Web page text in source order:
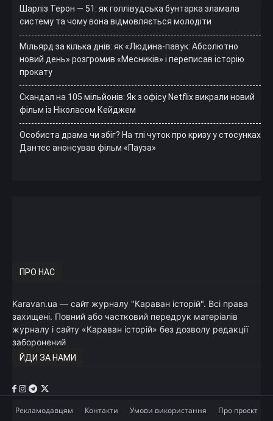
Шарліз Терон — 51: як голлівудська бунтарка зламала
систему та чому вона відмовляється молодіти
Мільярд за кілька днів: як «Людина-павук: Абсолютно
новий день» розгромив «Месників» і переписав історію
прокату
Скандал на 105 мільйонів: Як з офісу Netflix викрали новий
фільм із Ніколасом Кейджем
Особиста драма чи збіг? На тлі чуток про кризу у стосунках
Дантес анонсував фільм «Пауза»
ПРО НАС
Karavan.ua — сайт журналу "Караван історій". Всі права
захищені. Повний або частковий передрук матеріалів
журналу і сайту «Караван історій» без дозволу редакції
заборонений
ЙДИ ЗА НАМИ
Рекламодавцям Контакти Умови використання Про проєкт